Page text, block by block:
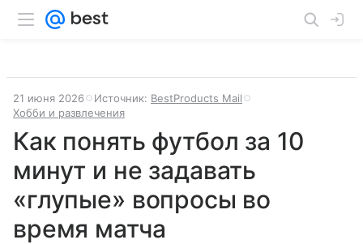
21 июня 2026 Источник: BestProducts Mail
Хобби и развлечения
Как понять футбол за 10
минут и не задавать
«глупые» вопросы во
время матча